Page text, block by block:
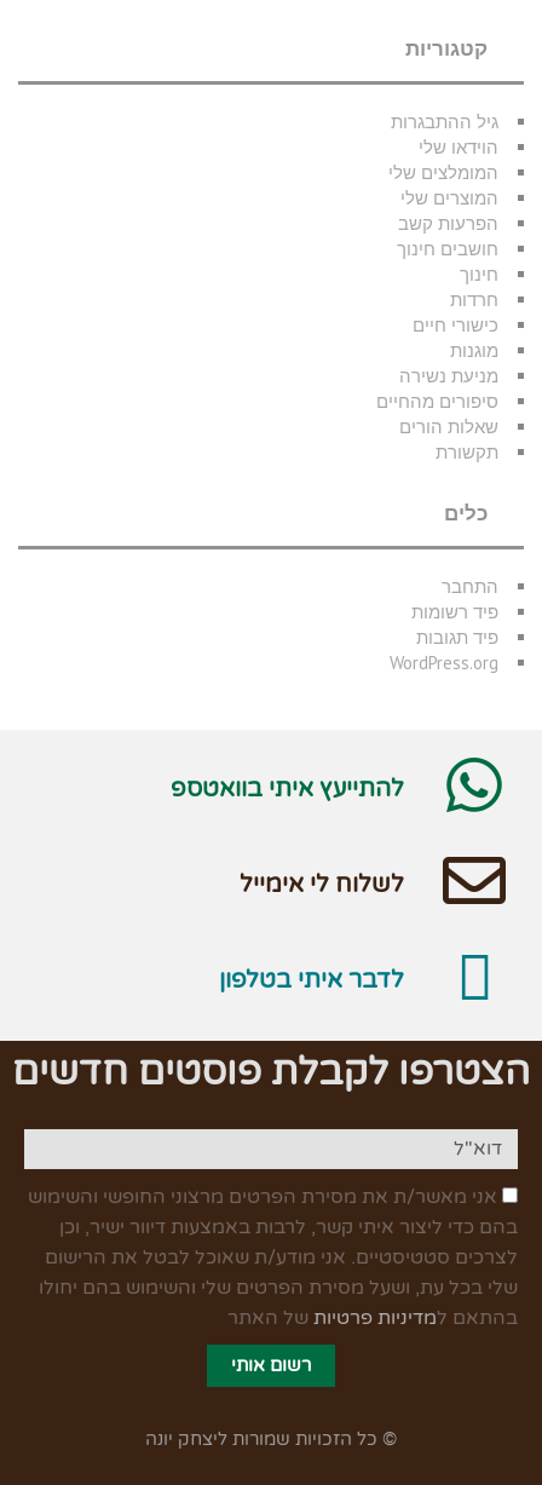
קטגוריות
גיל ההתבגרות
הוידאו שלי
המומלצים שלי
המוצרים שלי
הפרעות קשב
חושבים חינוך
חינוך
חרדות
כישורי חיים
מוגנות
מניעת נשירה
סיפורים מהחיים
שאלות הורים
תקשורת
כלים
התחבר
פיד רשומות
פיד תגובות
WordPress.org
להתייעץ איתי בוואטספ
לשלוח לי אימייל
לדבר איתי בטלפון
הצטרפו לקבלת פוסטים חדשים
אני מאשר/ת את מסירת הפרטים מרצוני החופשי והשימוש
בהם כדי ליצור איתי קשר, לרבות באמצעות דיוור ישיר, וכן
לצרכים סטטיסטיים. אני מודע/ת שאוכל לבטל את הרישום
שלי בכל עת, ושעל מסירת הפרטים שלי והשימוש בהם יחולו
בהתאם למדיניות פרטיות של האתר
רשום אותי
© כל הזכויות שמורות ליצחק יונה